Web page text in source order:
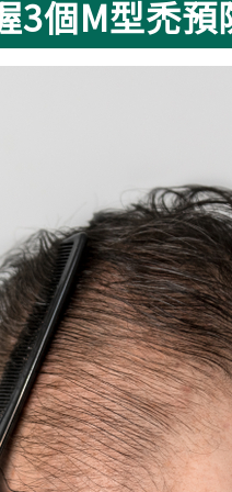
3個M型禿預